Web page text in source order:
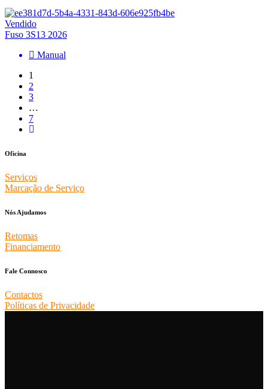
Vendido
Fuso 3S13 2026
Manual
1
2
3
…
7
Oficina
Serviços
Marcação de Serviço
Nós Ajudamos
Retomas
Financiamento
Fale Connosco
Contactos
Políticas de Privacidade